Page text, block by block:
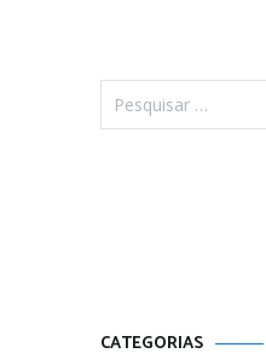
por:
CATEGORIAS